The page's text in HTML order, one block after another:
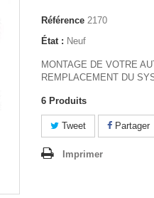
Référence 2170
État : Neuf
MONTAGE DE VOTRE
REMPLACEMENT DU
6 Produits
Tweet Partager
Imprimer